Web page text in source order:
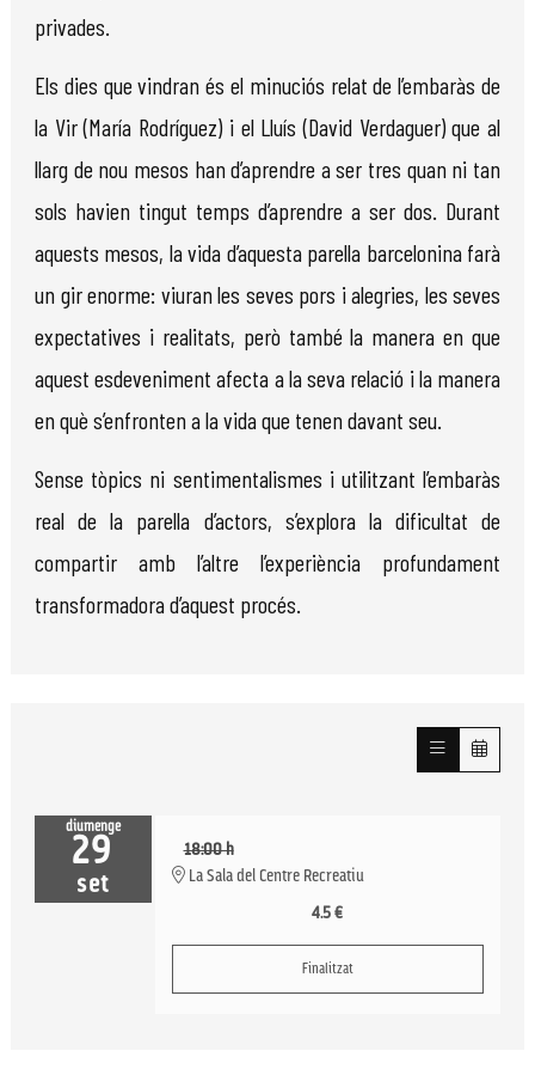
privades.
Els dies que vindran és el minuciós relat de l’embaràs de
la Vir (María Rodríguez) i el Lluís (David Verdaguer) que al
llarg de nou mesos han d’aprendre a ser tres quan ni tan
sols havien tingut temps d’aprendre a ser dos. Durant
aquests mesos, la vida d’aquesta parella barcelonina farà
un gir enorme: viuran les seves pors i alegries, les seves
expectatives i realitats, però també la manera en que
aquest esdeveniment afecta a la seva relació i la manera
en què s’enfronten a la vida que tenen davant seu.
Sense tòpics ni sentimentalismes i utilitzant l’embaràs
real de la parella d’actors, s’explora la dificultat de
compartir amb l’altre l’experiència profundament
transformadora d’aquest procés.
diumenge
29
set
18:00 h
La Sala del Centre Recreatiu
4.5 €
Finalitzat